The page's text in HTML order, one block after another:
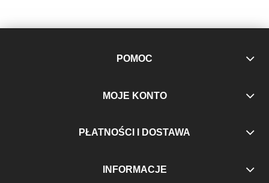
POMOC
MOJE KONTO
PŁATNOŚCI I DOSTAWA
INFORMACJE